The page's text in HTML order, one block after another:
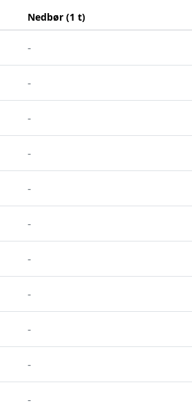
Nedbør (1 t)
-
-
-
-
-
-
-
-
-
-
-